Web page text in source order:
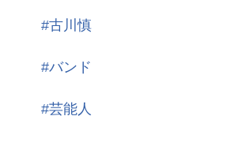
#古川慎
#バンド
#芸能人